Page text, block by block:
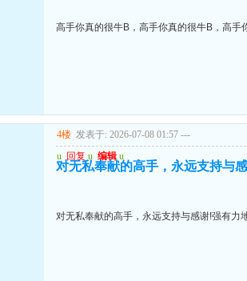
高手你真的很牛B，高手你真的很牛B，高手
4楼 发表于: 2026-07-08 01:57 ---
u 回复 u 编辑 u
对无私奉献的高手，永远支持与
对无私奉献的高手，永远支持与感谢!强有力